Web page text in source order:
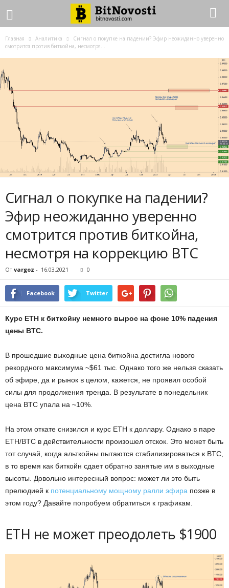
Главная Аналитика
Сигнал о покупке на падении? Эфир неожиданно уверенно
смотрится против биткойна, несмотря...
Сигнал о покупке на падении?
Эфир неожиданно уверенно
смотрится против биткойна,
несмотря на коррекцию BTC
От vargoz - 16.03.2021 0
Facebook Twitter
Курс ETH к биткойну немного вырос на фоне 10% падения
цены BTC.
В прошедшие выходные цена биткойна достигла нового
рекордного максимума ~$61 тыс. Однако того же нельзя сказать
об эфире, да и рынок в целом, кажется, не проявил особой
силы для продолжения тренда. В результате в понедельник
цена BTC упала на ~10%.
На этом откате снизился и курс ETH к доллару. Однако в паре
ETH/BTC в действительности произошел отскок. Это может быть
тот случай, когда альткойны пытаются стабилизироваться к BTC,
в то время как биткойн сдает обратно занятые им в выходные
высоты. Довольно интересный вопрос: может ли это быть
прелюдией к потенциальному мощному ралли эфира позже в
этом году? Давайте попробуем обратиться к графикам.
ETH не может преодолеть $1900